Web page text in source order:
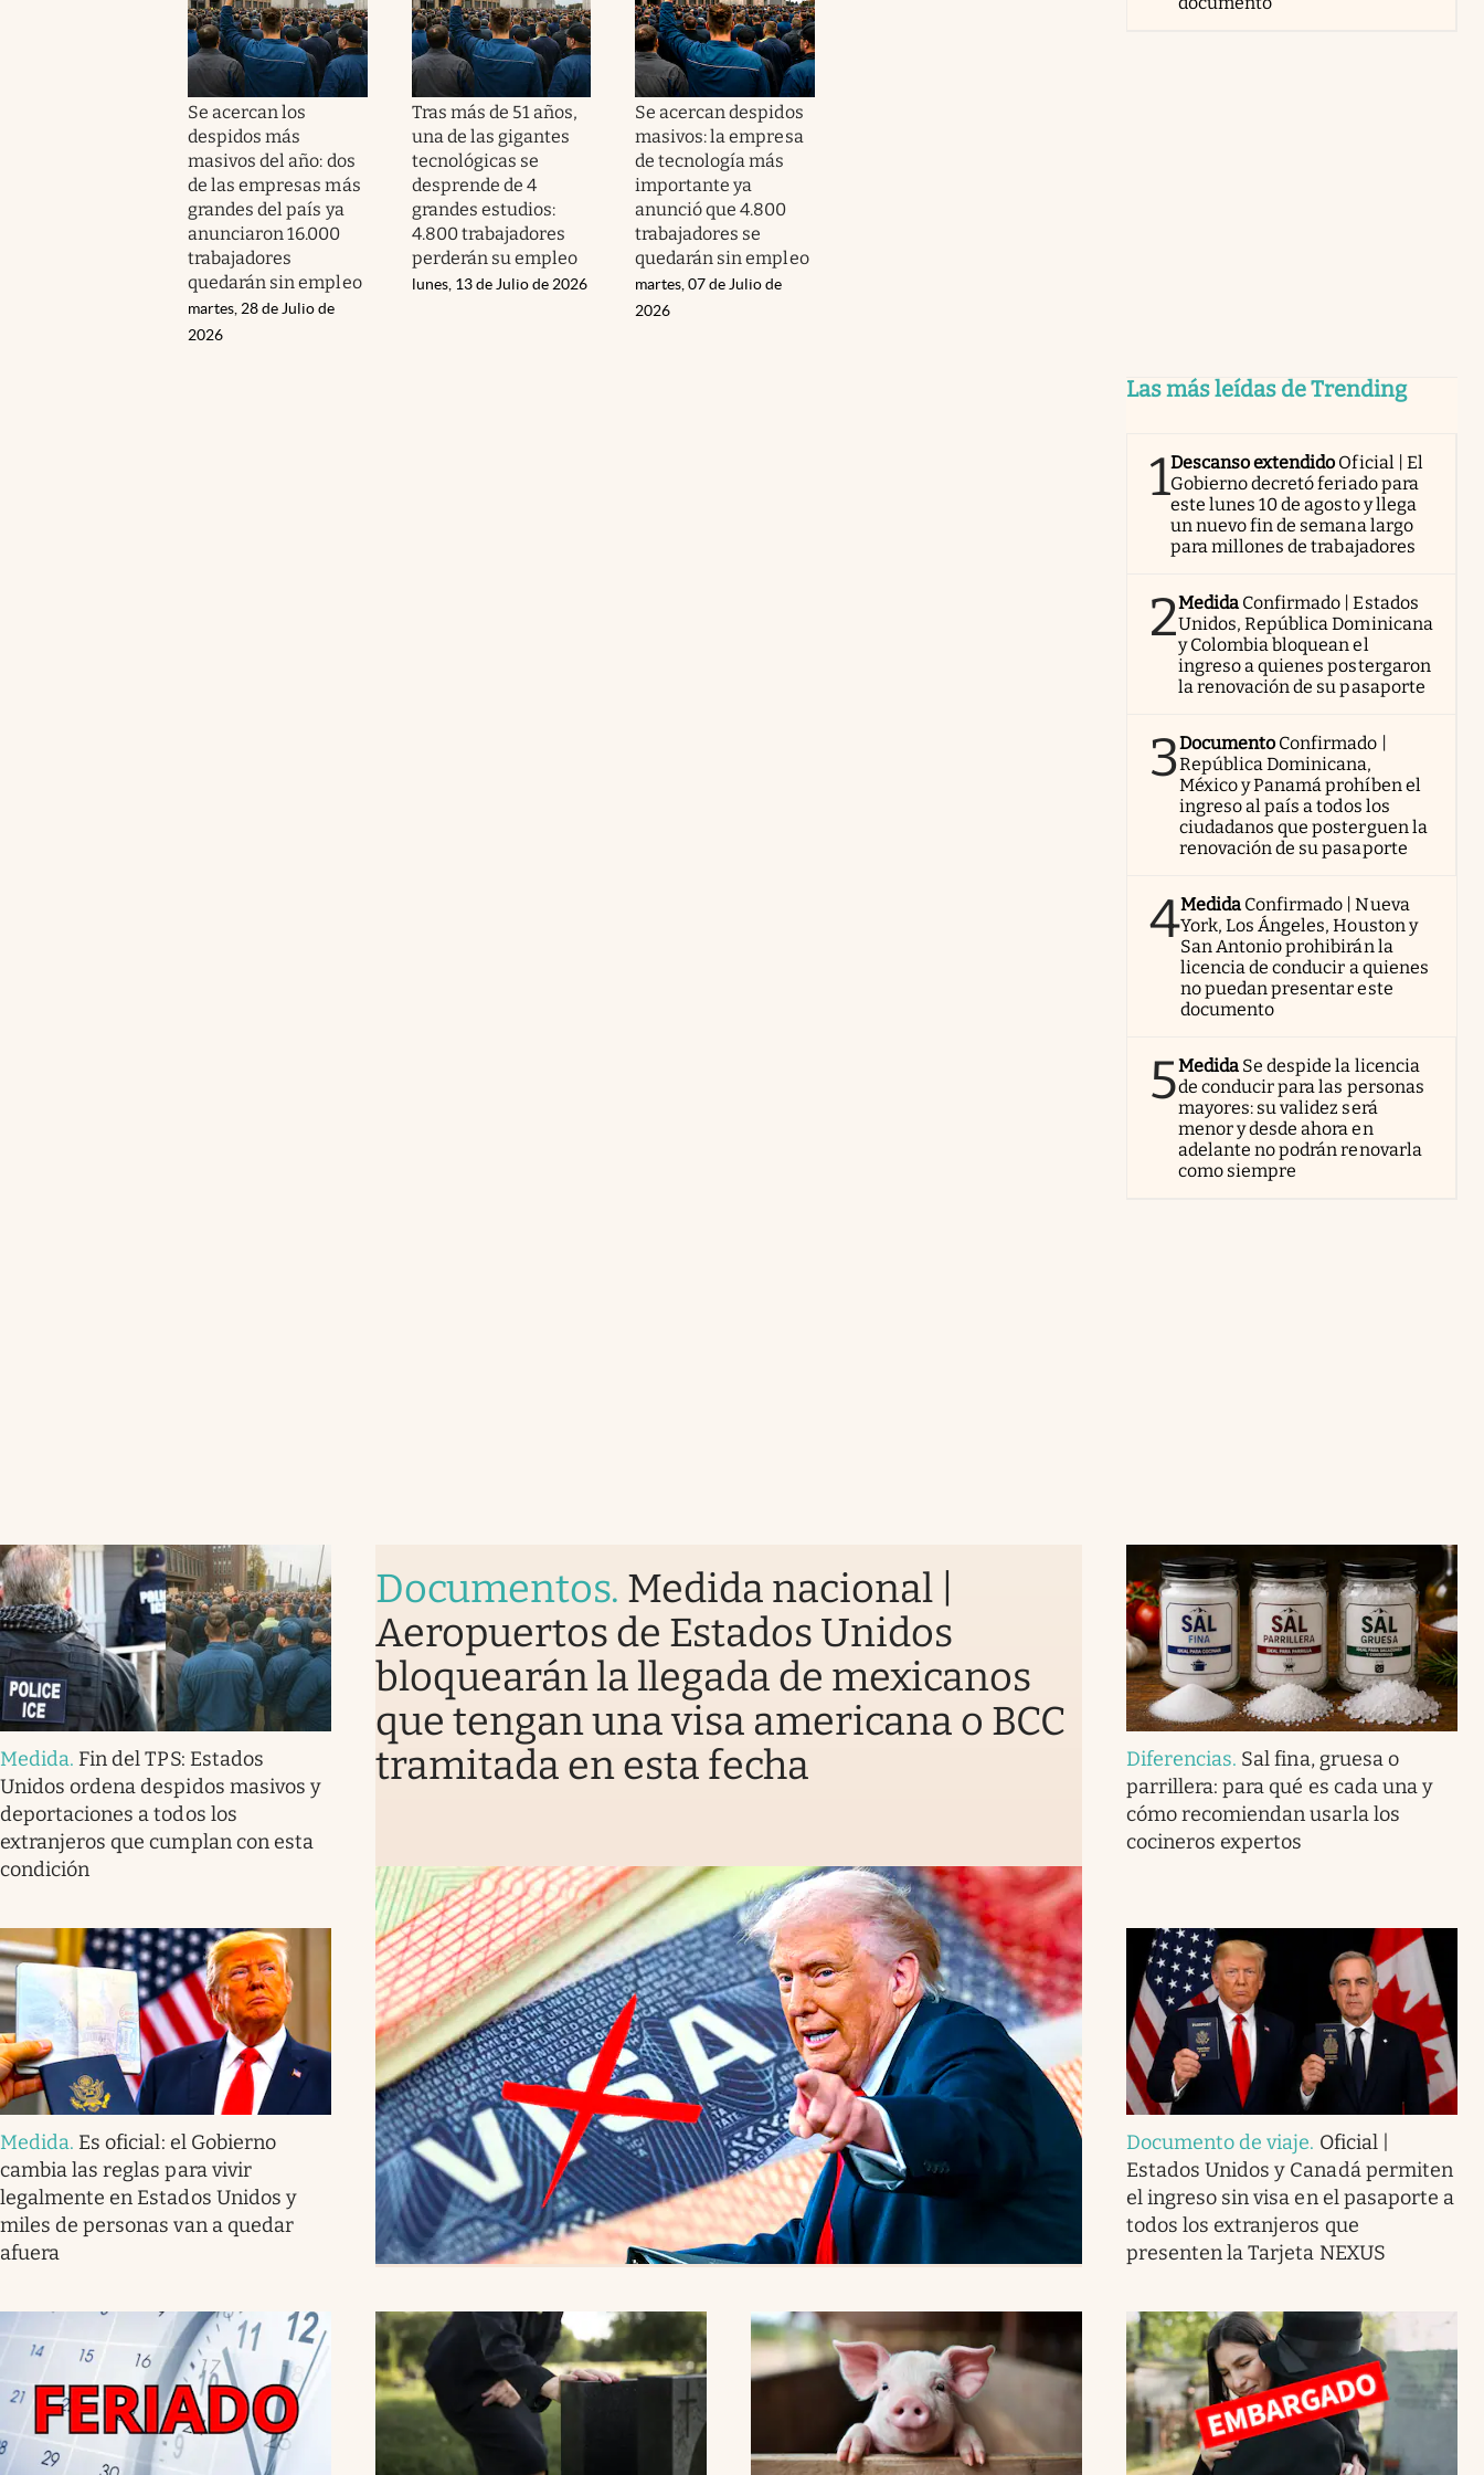
Se acercan los
despidos más
masivos del año: dos
de las empresas más
grandes del país ya
anunciaron 16.000
trabajadores
quedarán sin empleo
martes, 28 de Julio de
2026
Tras más de 51 años,
una de las gigantes
tecnológicas se
desprende de 4
grandes estudios:
4.800 trabajadores
perderán su empleo
lunes, 13 de Julio de 2026
Se acercan despidos
masivos: la empresa
de tecnología más
importante ya
anunció que 4.800
trabajadores se
quedarán sin empleo
martes, 07 de Julio de
2026
Las más leídas de Trending
1Descanso extendido Oficial | El
Gobierno decretó feriado para
este lunes 10 de agosto y llega
un nuevo fin de semana largo
para millones de trabajadores
2Medida Confirmado | Estados
Unidos, República Dominicana
y Colombia bloquean el
ingreso a quienes postergaron
la renovación de su pasaporte
3Documento Confirmado |
República Dominicana,
México y Panamá prohíben el
ingreso al país a todos los
ciudadanos que posterguen la
renovación de su pasaporte
4Medida Confirmado | Nueva
York, Los Ángeles, Houston y
San Antonio prohibirán la
licencia de conducir a quienes
no puedan presentar este
documento
5Medida Se despide la licencia
de conducir para las personas
mayores: su validez será
menor y desde ahora en
adelante no podrán renovarla
como siempre
Medida. Fin del TPS: Estados
Unidos ordena despidos masivos y
deportaciones a todos los
extranjeros que cumplan con esta
condición
Documentos. Medida nacional |
Aeropuertos de Estados Unidos
bloquearán la llegada de mexicanos
que tengan una visa americana o BCC
tramitada en esta fecha
Diferencias. Sal fina, gruesa o
parrillera: para qué es cada una y
cómo recomiendan usarla los
cocineros expertos
Medida. Es oficial: el Gobierno
cambia las reglas para vivir
legalmente en Estados Unidos y
miles de personas van a quedar
afuera
Documento de viaje. Oficial |
Estados Unidos y Canadá permiten
el ingreso sin visa en el pasaporte a
todos los extranjeros que
presenten la Tarjeta NEXUS